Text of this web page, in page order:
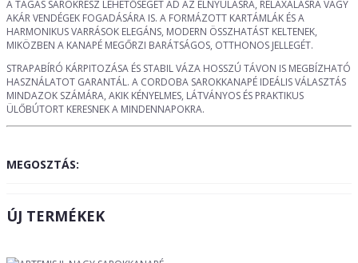
A TÁGAS SAROKRÉSZ LEHETŐSÉGET AD AZ ELNYÚLÁSRA, RELAXÁLÁSRA VAGY
AKÁR VENDÉGEK FOGADÁSÁRA IS. A FORMÁZOTT KARTÁMLÁK ÉS A
HARMONIKUS VARRÁSOK ELEGÁNS, MODERN ÖSSZHATÁST KELTENEK,
MIKÖZBEN A KANAPÉ MEGŐRZI BARÁTSÁGOS, OTTHONOS JELLEGÉT.
STRAPABÍRÓ KÁRPITOZÁSA ÉS STABIL VÁZA HOSSZÚ TÁVON IS MEGBÍZHATÓ
HASZNÁLATOT GARANTÁL. A CORDOBA SAROKKANAPÉ IDEÁLIS VÁLASZTÁS
MINDAZOK SZÁMÁRA, AKIK KÉNYELMES, LÁTVÁNYOS ÉS PRAKTIKUS
ÜLŐBÚTORT KERESNEK A MINDENNAPOKRA.
MEGOSZTÁS:
ÚJ TERMÉKEK